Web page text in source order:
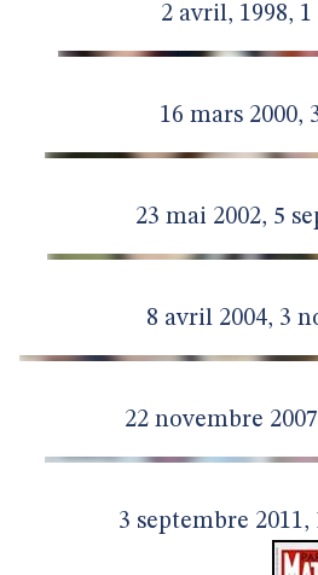
2 avril, 1998,
16 mars 2000,
23 mai 2002, 5
8 avril 2004, 3
22 novembre
3 septembre